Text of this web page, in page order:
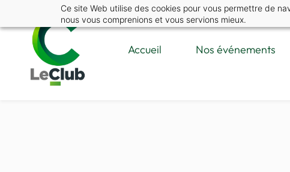
Ce site Web utilise des cookies pour vous permettre de
nous vous comprenions et vous servions mieux.
to
content
Accueil Nos événements